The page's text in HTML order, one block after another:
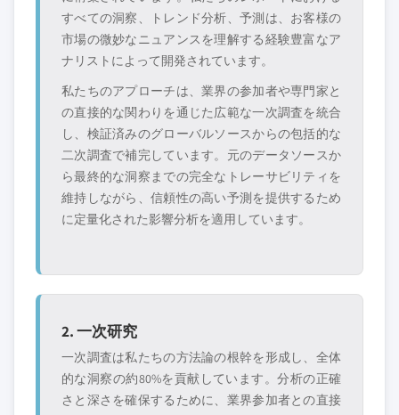
すべての洞察、トレンド分析、予測は、お客様の
市場の微妙なニュアンスを理解する経験豊富なア
ナリストによって開発されています。
私たちのアプローチは、業界の参加者や専門家と
の直接的な関わりを通じた広範な一次調査を統合
し、検証済みのグローバルソースからの包括的な
二次調査で補完しています。元のデータソースか
ら最終的な洞察までの完全なトレーサビリティを
維持しながら、信頼性の高い予測を提供するため
に定量化された影響分析を適用しています。
2. 一次研究
一次調査は私たちの方法論の根幹を形成し、全体
的な洞察の約80%を貢献しています。分析の正確
さと深さを確保するために、業界参加者との直接